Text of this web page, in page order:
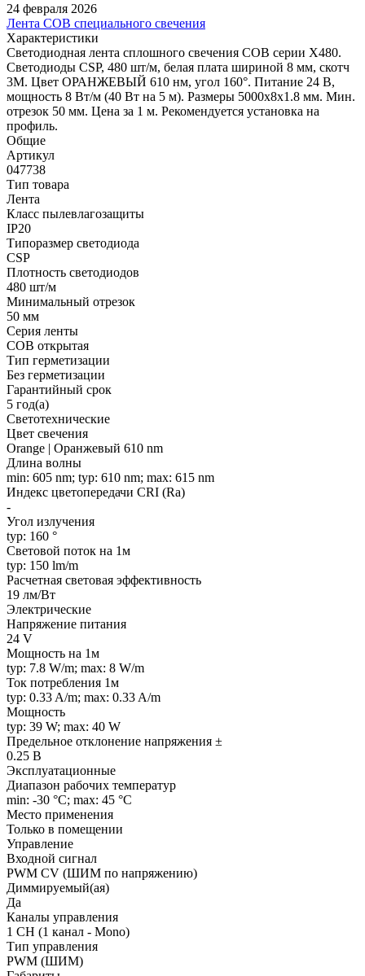
24 февраля 2026
Лента COB специального свечения
Характеристики
Светодиодная лента сплошного свечения COB серии X480.
Светодиоды CSP, 480 шт/м, белая плата шириной 8 мм, скотч
3M. Цвет ОРАНЖЕВЫЙ 610 нм, угол 160°. Питание 24 В,
мощность 8 Вт/м (40 Вт на 5 м). Размеры 5000х8х1.8 мм. Мин.
отрезок 50 мм. Цена за 1 м. Рекомендуется установка на
профиль.
Общие
Артикул
047738
Тип товара
Лента
Класс пылевлагозащиты
IP20
Типоразмер светодиода
CSP
Плотность светодиодов
480 шт/м
Минимальный отрезок
50 мм
Серия ленты
COB открытая
Тип герметизации
Без герметизации
Гарантийный срок
5 год(а)
Светотехнические
Цвет свечения
Orange | Оранжевый 610 nm
Длина волны
min: 605 nm; typ: 610 nm; max: 615 nm
Индекс цветопередачи CRI (Ra)
-
Угол излучения
typ: 160 °
Световой поток на 1м
typ: 150 lm/m
Расчетная световая эффективность
19 лм/Вт
Электрические
Напряжение питания
24 V
Мощность на 1м
typ: 7.8 W/m; max: 8 W/m
Ток потребления 1м
typ: 0.33 A/m; max: 0.33 A/m
Мощность
typ: 39 W; max: 40 W
Предельное отклонение напряжения ±
0.25 В
Эксплуатационные
Диапазон рабочих температур
min: -30 °C; max: 45 °C
Место применения
Только в помещении
Управление
Входной сигнал
PWM СV (ШИМ по напряжению)
Диммируемый(ая)
Да
Каналы управления
1 CH (1 канал - Mono)
Тип управления
PWM (ШИМ)